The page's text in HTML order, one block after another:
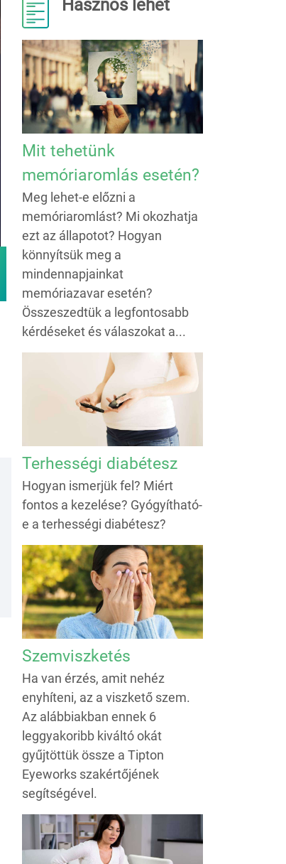
Hasznos lehet
Mit tehetünk
memóriaromlás esetén?
Meg lehet-e előzni a
memóriaromlást? Mi okozhatja
ezt az állapotot? Hogyan
könnyítsük meg a
mindennapjainkat
memóriazavar esetén?
Összeszedtük a legfontosabb
kérdéseket és válaszokat a...
Terhességi diabétesz
Hogyan ismerjük fel? Miért
fontos a kezelése? Gyógyítható-
e a terhességi diabétesz?
Szemviszketés
Ha van érzés, amit nehéz
enyhíteni, az a viszkető szem.
Az alábbiakban ennek 6
leggyakoribb kiváltó okát
gyűjtöttük össze a Tipton
Eyeworks szakértőjének
segítségével.